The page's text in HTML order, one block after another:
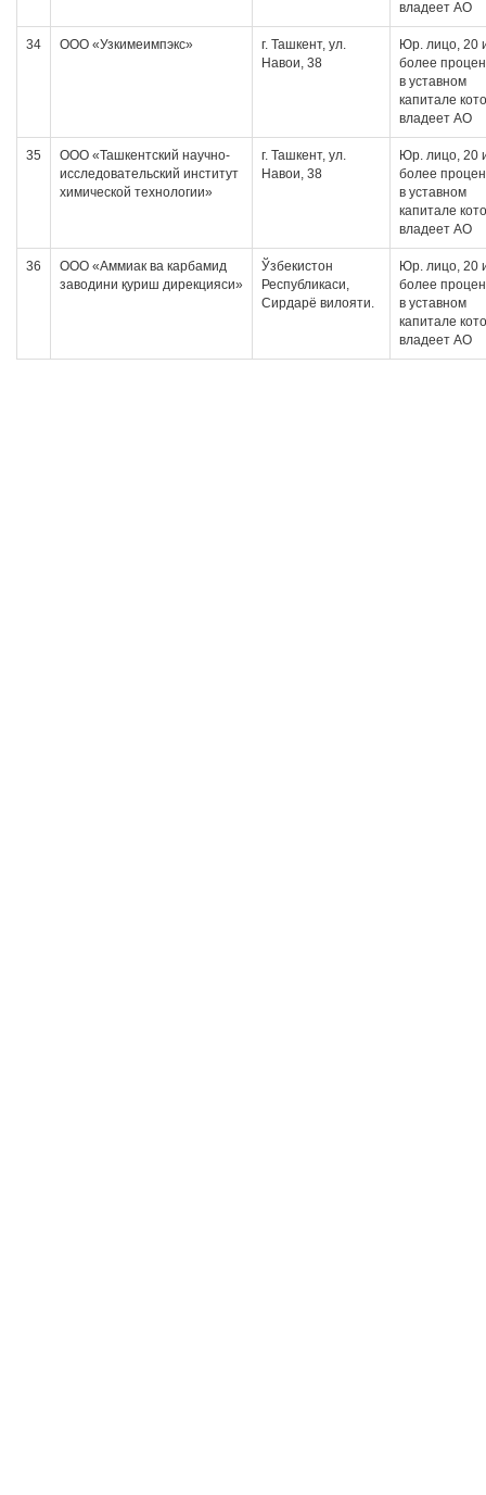
владеет АО
34 ООО «Узкимеимпэкс»
г. Ташкент, ул.
Навои, 38
Юр. лицо, 20
более
в уставном
капитале
владеет АО
35
ООО «Ташкентский научно-
исследовательский институт
химической технологии»
г. Ташкент, ул.
Навои, 38
Юр. лицо, 20
более
в уставном
капитале
владеет АО
36
OOO «Аммиак ва карбамид
заводини қуриш дирекцияси»
Ўзбекистон
Республикаси,
Сирдарё вилояти.
Юр. лицо, 20
более
в уставном
капитале
владеет АО